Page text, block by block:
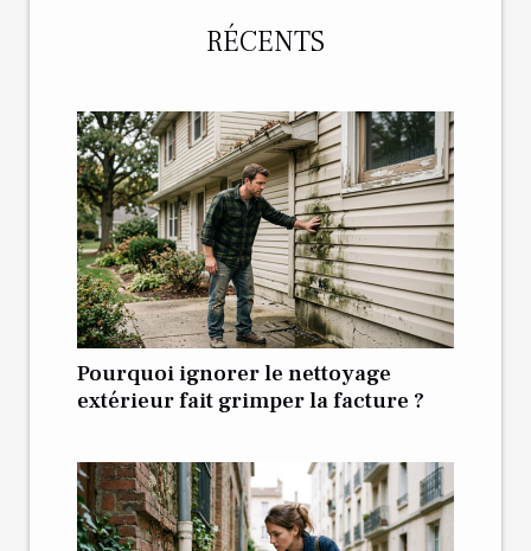
RÉCENTS
Pourquoi ignorer le nettoyage
extérieur fait grimper la facture ?